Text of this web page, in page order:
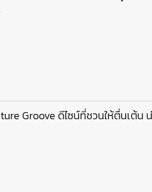
Groove ดีไซน์ที่ชวนให้ตื่นเต้